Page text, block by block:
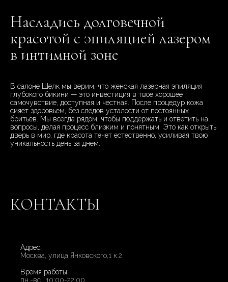
Насладись долговечной
красотой с эпиляцией лазером
в интимной зоне
В салоне Шелк мы верим, что женская лазерная эпиляция
глубокого бикини — это инвестиция в твое хорошее
самочувствие, доступная и честная. После процедур кожа
сияет здоровьем, без следов усталости от постоянных
бритьев. Мы всегда рядом, чтобы поддержать и ответить на
вопросы, делая процесс близким и понятным. Это как открыть
дверь в мир, где красота течет естественно, усиливая твою
уникальность день за днем.
КОНТАКТЫ
Адрес:
Москва, улица Янковского,1 к.2
Время работы:
пн.-вс.: 10:00-22:00